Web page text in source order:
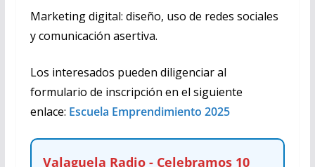
Marketing digital: diseño, uso de redes sociales
y comunicación asertiva.
Los interesados pueden diligenciar al
formulario de inscripción en el siguiente
enlace: Escuela Emprendimiento 2025
Valaguela Radio - Celebramos 10